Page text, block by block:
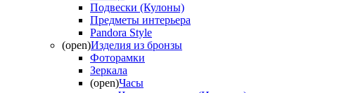
Подвески (Кулоны)
Предметы интерьера
Pandora Style
(open)Изделия из бронзы
Фоторамки
Зеркала
(open)Часы